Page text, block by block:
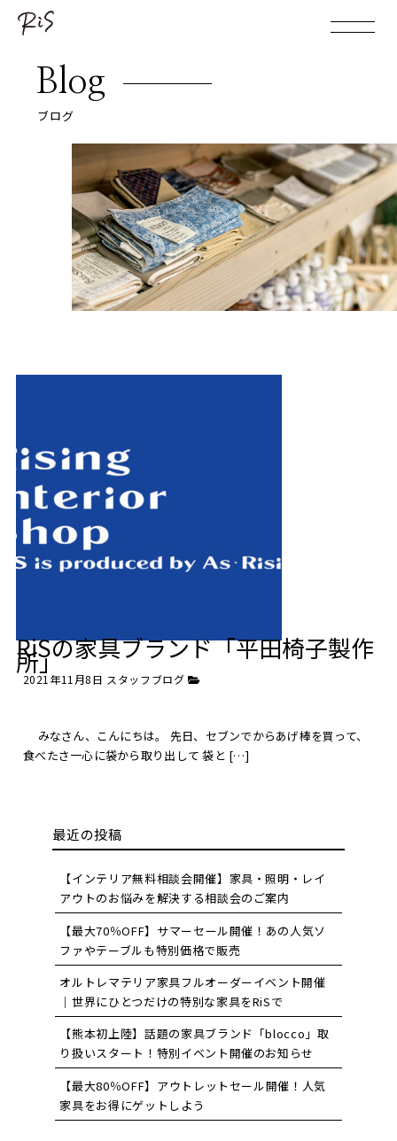
Blog
ブログ
RiSの家具ブランド「平田椅子製作
所」
2021年11月8日 スタッフブログ
みなさん、こんにちは。 先日、セブンでからあげ棒を買って、
食べたさ一心に袋から取り出して 袋と […]
最近の投稿
【インテリア無料相談会開催】家具・照明・レイ
アウトのお悩みを解決する相談会のご案内
【最大70％OFF】サマーセール開催！あの人気ソ
ファやテーブルも特別価格で販売
オルトレマテリア家具フルオーダーイベント開催
｜世界にひとつだけの特別な家具をRiSで
【熊本初上陸】話題の家具ブランド「blocco」取
り扱いスタート！特別イベント開催のお知らせ
【最大80％OFF】アウトレットセール開催！人気
家具をお得にゲットしよう